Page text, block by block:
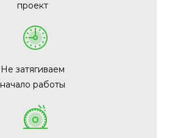
проект
Не затягиваем
начало работы